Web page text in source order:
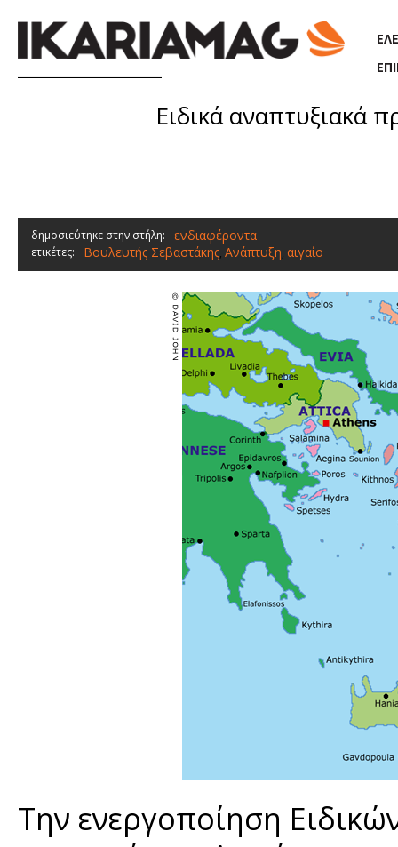
Ειδικά αναπτυξιακά
δημοσιεύτηκε στην στήλη: ενδιαφέροντα
ετικέτες: Βουλευτής Σεβαστάκης, Ανάπτυξη, αιγαίο
Την ενεργοποίηση